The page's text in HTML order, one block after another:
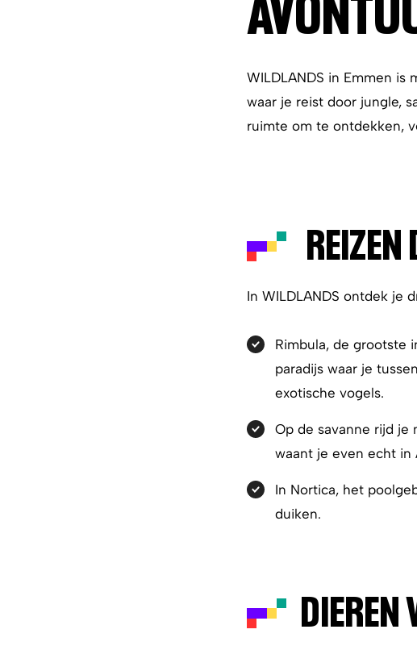
WILDLANDS in Emmen
waar je reist door jungle,
ruimte om te ontdekken,
REIZEN
In WILDLANDS ontdek je
Rimbula, de grootste
paradijs waar je
exotische vogels.
Op de savanne rijd je
waant je even echt in
In Nortica, het
duiken.